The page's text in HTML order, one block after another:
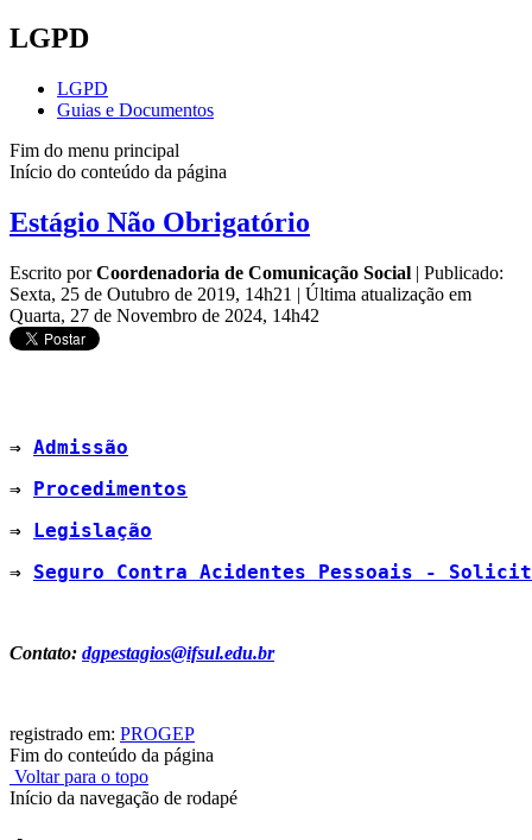
LGPD
LGPD
Guias e Documentos
Fim do menu principal
Início do conteúdo da página
Estágio Não Obrigatório
Escrito porCoordenadoria de Comunicação Social | Publicado:
Sexta, 25 de Outubro de 2019, 14h21 | Última atualização em
Quarta, 27 de Novembro de 2024, 14h42
⇒ Admissão
⇒
Procedimentos
⇒
Legislação
⇒ Seguro Contra Acidentes Pessoais -
Contato: dgpestagios@ifsul.edu.br
registrado em: PROGEP
Fim do conteúdo da página
Voltar para o topo
Início da navegação de rodapé